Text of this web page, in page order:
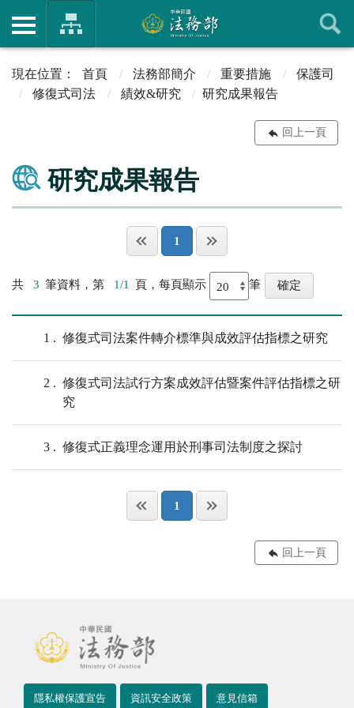
首頁 法務部簡介 重要措施
保護司
修復式司法
績效&研究 研究成果報告
回上一頁
研究成果報告
1
共 3 筆資料，第 1/1 頁，每頁顯示 筆
1 修復式司法案件轉介標準與成效評估指標之研究
2
修復式司法試行方案成效評估暨案件評估指標之研
究
3 修復式正義理念運用於刑事司法制度之探討
1
回上一頁
隱私權保護宣告 資訊安全政策 意見信箱